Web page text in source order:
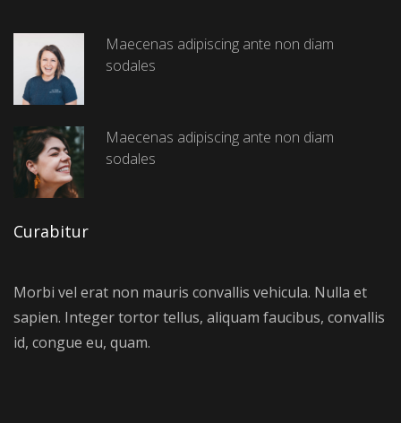
Maecenas adipiscing ante non diam
sodales
Maecenas adipiscing ante non diam
sodales
Curabitur
Morbi vel erat non mauris convallis vehicula. Nulla et
sapien. Integer tortor tellus, aliquam faucibus, convallis
id, congue eu, quam.